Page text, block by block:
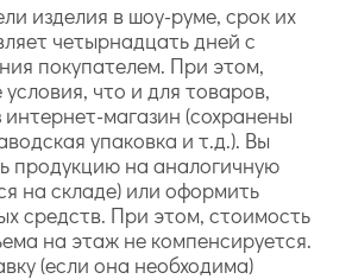
изделия в шоу-руме, срок их
четырнадцать дней с
покупателем. При этом,
что и для товаров,
интернет-магазин (сохранены
упаковка и т.д.). Вы
продукцию на аналогичную
на складе) или оформить
средств. При этом, стоимость
на этаж не компенсируется.
(если она необходима)